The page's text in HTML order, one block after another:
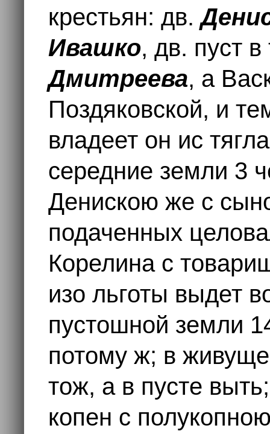
крестьян: дв.
Ивашко, дв. пуст
Дмитреева, а
Поздяковской, и
владеет он ис
середние земли 3
Денискою же с
подаченных
Корелина с
изо льготы выдет
пустошной земли
потому ж; в
тож, а в пусте
копен с